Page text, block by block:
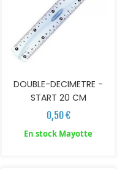
DOUBLE-DECIMETRE -
START 20 CM
0,50 €
En stock Mayotte
AJOUTER AU PANIER